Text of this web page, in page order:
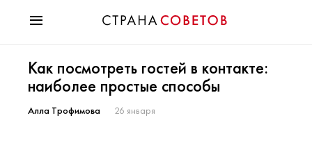
Мода
Звезды
Гороскопы
Как посмотреть гостей в контакте:
наиболее простые способы
Алла Трофимова 26 января